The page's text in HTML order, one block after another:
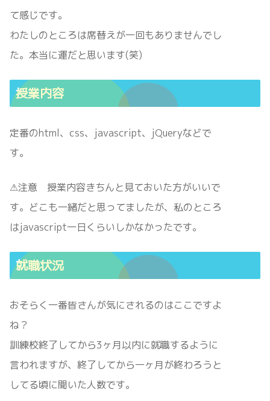
て感じです。
わたしのところは席替えが一回もありませんでし
た。本当に運だと思います(笑)
授業内容
定番のhtml、css、javascript、jQueryなどで
す。
⚠注意 授業内容きちんと見ておいた方がいいで
す。どこも一緒だと思ってましたが、私のところ
はjavascript一日くらいしかなかったです。
就職状況
おそらく一番皆さんが気にされるのはここですよ
ね？
訓練校終了してから3ヶ月以内に就職するように
言われますが、終了してから一ヶ月が終わろうと
してる頃に聞いた人数です。